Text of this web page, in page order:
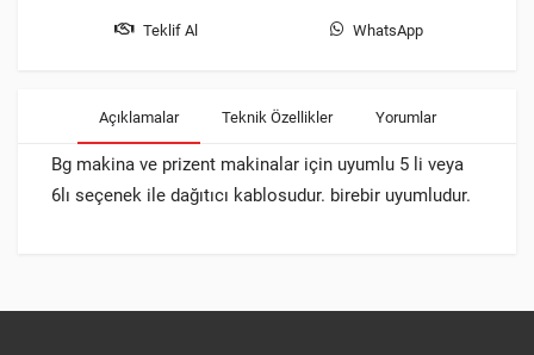
Teklif Al WhatsApp
Açıklamalar Teknik Özellikler Yorumlar
Bg makina ve prizent makinalar için uyumlu 5 li veya
6lı seçenek ile dağıtıcı kablosudur. birebir uyumludur.